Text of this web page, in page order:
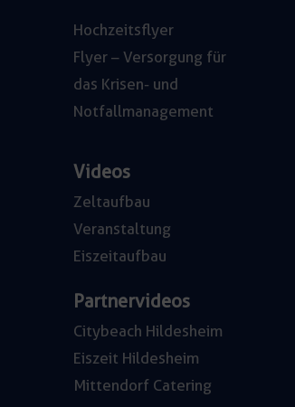
Hochzeitsflyer
Flyer – Versorgung für
das Krisen- und
Notfallmanagement
Videos
Zeltaufbau
Veranstaltung
Eiszeitaufbau
Partnervideos
Citybeach Hildesheim
Eiszeit Hildesheim
Mittendorf Catering